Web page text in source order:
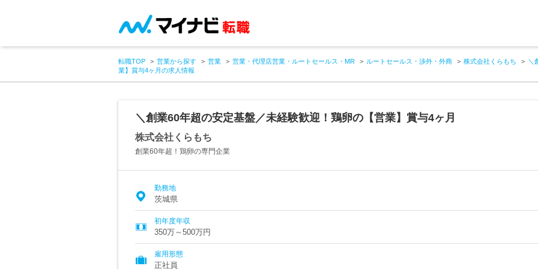
転職TOP 営業から探す 営業 営業・代理店営業・ルートセールス・MR ルートセールス・渉外・外商 株式会社くらもち
＼
業】賞与4ヶ月の求人情報
＼創業60年超の安定基盤／未経験歓迎！鶏卵の【営業】賞与4ヶ月
株式会社くらもち
創業60年超！鶏卵の専門企業
勤務地
茨城県
初年度年収
350万～500万円
雇用形態
正社員